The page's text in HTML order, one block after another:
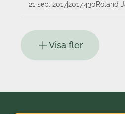
21 sep. 20172017:430Roland
Visa fler